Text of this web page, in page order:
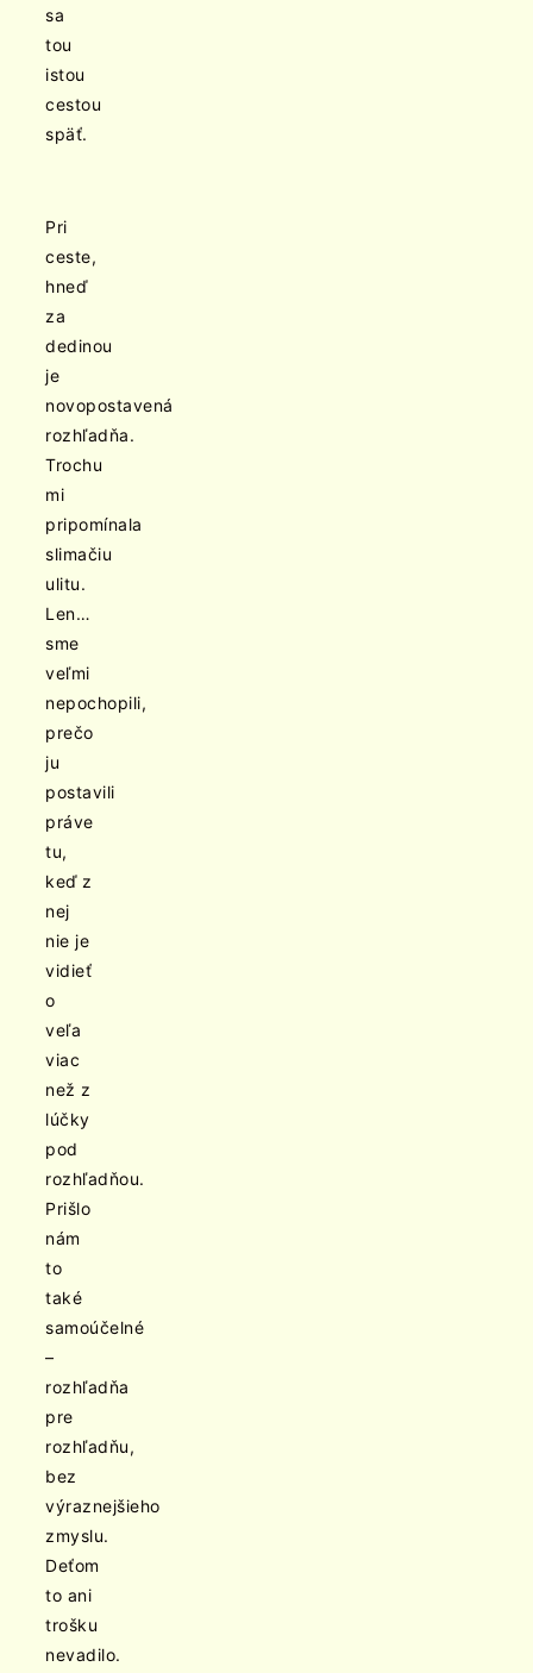
sa
tou
istou
cestou
späť.
Pri
ceste,
hneď
za
dedinou
je
novopostavená
rozhľadňa.
Trochu
mi
pripomínala
slimačiu
ulitu.
Len…
sme
veľmi
nepochopili,
prečo
ju
postavili
práve
tu,
keď z
nej
nie je
vidieť
o
veľa
viac
než z
lúčky
pod
rozhľadňou.
Prišlo
nám
to
také
samoúčelné
–
rozhľadňa
pre
rozhľadňu,
bez
výraznejšieho
zmyslu.
Deťom
to ani
trošku
nevadilo.